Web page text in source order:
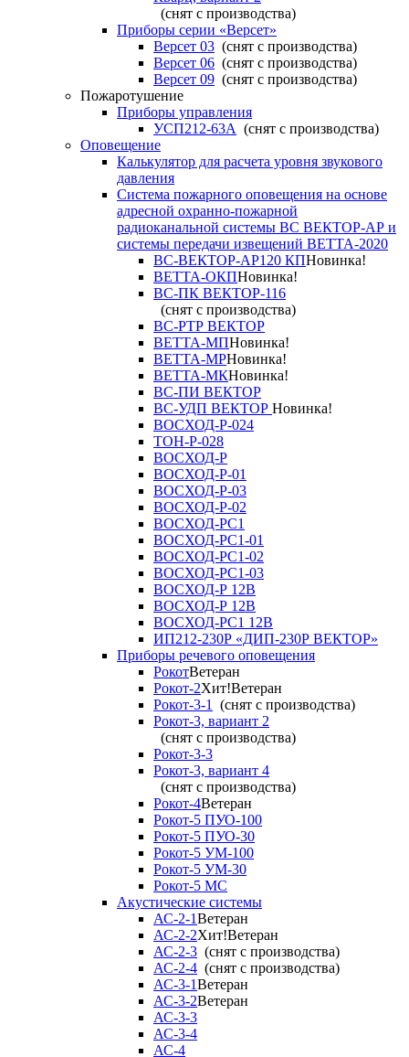
(снят с производства)
Приборы серии «Версет»
Версет 03 (снят с производства)
Версет 06 (снят с производства)
Версет 09 (снят с производства)
Пожаротушение
Приборы управления
УСП212-63А (снят с производства)
Оповещение
Калькулятор для расчета уровня звукового
давления
Система пожарного оповещения на основе
адресной охранно-пожарной
радиоканальной системы ВС ВЕКТОР-АР и
системы передачи извещений ВЕТТА-2020
ВС-ВЕКТОР-АР120 КПНовинка!
ВЕТТА-ОКПНовинка!
ВС-ПК ВЕКТОР-116
(снят с производства)
ВС-РТР ВЕКТОР
ВЕТТА-МПНовинка!
ВЕТТА-МРНовинка!
ВЕТТА-МКНовинка!
ВС-ПИ ВЕКТОР
ВС-УДП ВЕКТОР Новинка!
ВОСХОД-Р-024
ТОН-Р-028
ВОСХОД-Р
ВОСХОД-Р-01
ВОСХОД-Р-03
ВОСХОД-Р-02
ВОСХОД-РС1
ВОСХОД-РС1-01
ВОСХОД-РС1-02
ВОСХОД-РС1-03
ВОСХОД-Р 12В
ВОСХОД-Р 12В
ВОСХОД-РС1 12В
ИП212-230Р «ДИП-230Р ВЕКТОР»
Приборы речевого оповещения
РокотВетеран
Рокот-2Хит!Ветеран
Рокот-3-1
(снят с производства)
Рокот-3, вариант 2
(снят с производства)
Рокот-3-3
Рокот-3, вариант 4
(снят с производства)
Рокот-4Ветеран
Рокот-5 ПУО-100
Рокот-5 ПУО-30
Рокот-5 УМ-100
Рокот-5 УМ-30
Рокот-5 МС
Акустические системы
АС-2-1Ветеран
АС-2-2Хит!Ветеран
АС-2-3 (снят с производства)
АС-2-4 (снят с производства)
АС-3-1Ветеран
АС-3-2Ветеран
АС-3-3
АС-3-4
АС-4